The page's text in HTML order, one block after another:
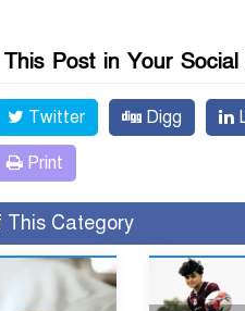
Post in Your
Twitter Digg
Print
This Category